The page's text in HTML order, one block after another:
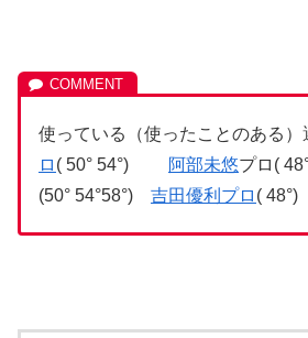
使っている（使ったことのある
ロ ( 50° 54°) 阿部未悠プロ(
(50° 54°58°) 吉田優利プロ (